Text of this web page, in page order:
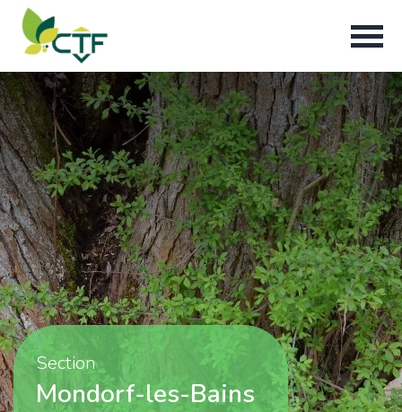
Section
Mondorf-les-Bains